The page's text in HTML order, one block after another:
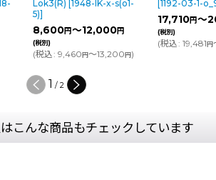
Lok3(R) [1948-IK-x-s(o1-
5)]
8,600円～12,000円
(税別)
(税込: 9,460円～13,200円)
[1192-03-1-
17,710円～
(税別)
(税込: 19,481円
1 / 2
こんな商品もチェックしています